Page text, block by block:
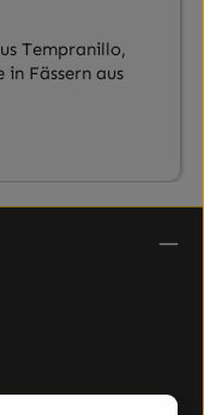
Tempranillo,
Fässern aus